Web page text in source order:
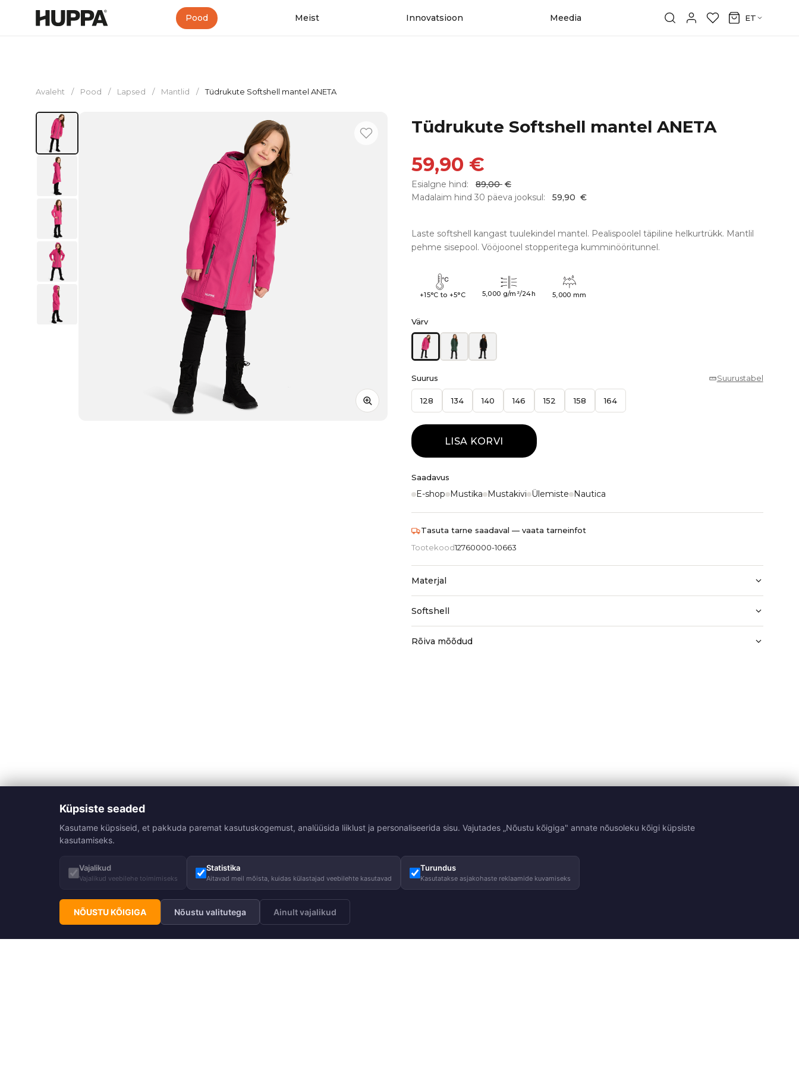
Pood Meist Innovatsioon Meedia ET
Avaleht / Pood / Lapsed / Mantlid / Tüdrukute Softshell mantel ANETA
Tüdrukute Softshell mantel ANETA
59,90 €
Esialgne hind: 89,00 €
Madalaim hind 30 päeva jooksul:
59,90 €
Laste softshell kangast tuulekindel mantel. Pealispoolel täpiline helkurtrükk. Mantlil
pehme sisepool. Vööjoonel stopperitega kumminööritunnel.
+15°C to +5°C 5,000 g/m²/24h 5,000 mm
Värv
Suurus Suurustabel
128 134 140 146 152 158 164
LISA KORVI
Saadavus
E-shop Mustika Mustakivi Ülemiste Nautica
Tasuta tarne saadaval — vaata tarneinfot
Tootekood12760000-10663
Materjal
Softshell
Rõiva mõõdud
Küpsiste seaded
Kasutame küpsiseid, et pakkuda paremat kasutuskogemust, analüüsida liiklust ja personaliseerida sisu. Vajutades „Nõustu kõigiga" annate nõusoleku kõigi küpsiste
kasutamiseks.
Vajalikud
Vajalikud veebilehe toimimiseks
Statistika
Aitavad meil mõista, kuidas külastajad veebilehte kasutavad
Turundus
Kasutatakse asjakohaste reklaamide kuvamiseks
NÕUSTU KÕIGIGA Nõustu valitutega Ainult vajalikud